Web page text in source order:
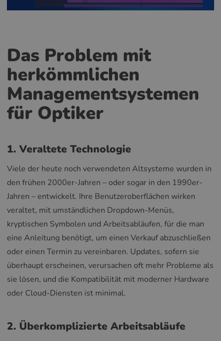
Das Problem mit
herkömmlichen
Managementsystemen
für Optiker
1. Veraltete Technologie
Viele der heute noch verwendeten Altsysteme wurden in
den frühen 2000er-Jahren – oder sogar in den 1990er-
Jahren – entwickelt. Ihre Benutzeroberflächen wirken
veraltet, mit umständlichen Dropdown-Menüs,
kryptischen Symbolen und Arbeitsabläufen, für die man
eine Anleitung benötigt, um einen Verkauf abzuschließen
oder einen Termin zu vereinbaren. Updates, sofern sie
überhaupt erscheinen, verursachen oft mehr Probleme als
sie lösen, und die Kompatibilität mit moderner Hardware
oder Cloud-Diensten ist minimal.
2. Überkomplizierte Arbeitsabläufe